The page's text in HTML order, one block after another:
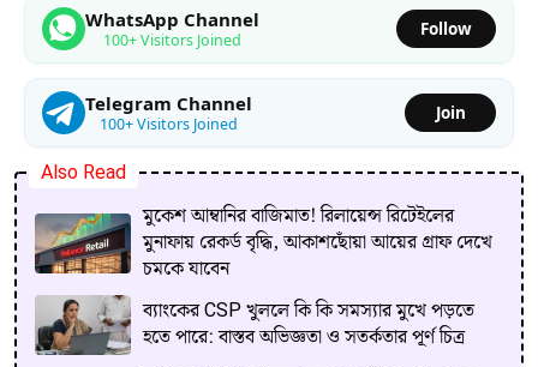
WhatsApp Channel
100+ Visitors Joined
Follow
Telegram Channel
100+ Visitors Joined
Join
Also Read
মুকেশ আম্বানির বাজিমাত! রিলায়েন্স রিটেইলের
মুনাফায় রেকর্ড বৃদ্ধি, আকাশছোঁয়া আয়ের গ্রাফ দেখে
চমকে যাবেন
ব্যাংকের CSP খুললে কি কি সমস্যার মুখে পড়তে
হতে পারে: বাস্তব অভিজ্ঞতা ও সতর্কতার পূর্ণ চিত্র